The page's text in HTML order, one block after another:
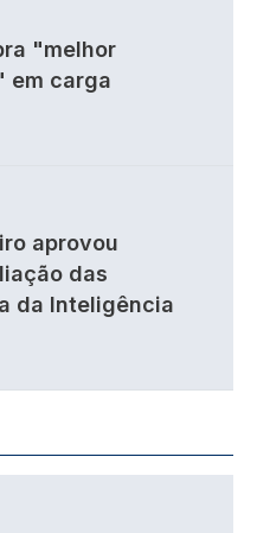
"melhor
em carga
aprovou
das
da Inteligência